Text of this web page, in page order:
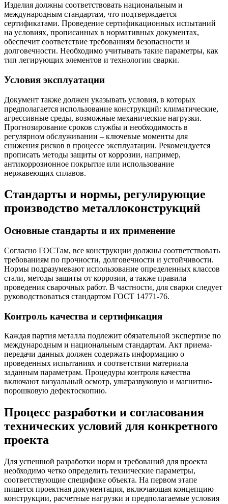
Изделия должны соответствовать национальным и
международным стандартам, что подтверждается
сертификатами. Проведение сертификационных испытаний
на условиях, прописанных в нормативных документах,
обеспечит соответствие требованиям безопасности и
долговечности. Необходимо учитывать такие параметры, как
тип легирующих элементов и технологии сварки.
Условия эксплуатации
Документ также должен указывать условия, в которых
предполагается использование конструкций: климатические,
агрессивные среды, возможные механические нагрузки.
Прогнозирование сроков службы и необходимость в
регулярном обслуживании – ключевые моменты для
снижения рисков в процессе эксплуатации. Рекомендуется
прописать методы защиты от коррозии, например,
антикоррозионное покрытие или использование
нержавеющих сплавов.
Стандарты и нормы, регулирующие
производство металлоконструкций
Основные стандарты и их применение
Согласно ГОСТам, все конструкции должны соответствовать
требованиям по прочности, долговечности и устойчивости.
Нормы подразумевают использование определенных классов
стали, методы защиты от коррозии, а также правила
проведения сварочных работ. В частности, для сварки следует
руководствоваться стандартом ГОСТ 14771-76.
Контроль качества и сертификация
Каждая партия металла подлежит обязательной экспертизе по
международным и национальным стандартам. Акт приема-
передачи данных должен содержать информацию о
проведенных испытаниях и соответствии материала
заданным параметрам. Процедуры контроля качества
включают визуальный осмотр, ультразвуковую и магнитно-
порошковую дефектоскопию.
Процесс разработки и согласования
технических условий для конкретного
проекта
Для успешной разработки норм и требований для проекта
необходимо четко определить технические параметры,
соответствующие специфике объекта. На первом этапе
пишется проектная документация, включающая концепцию
конструкции, расчетные нагрузки и предполагаемые условия